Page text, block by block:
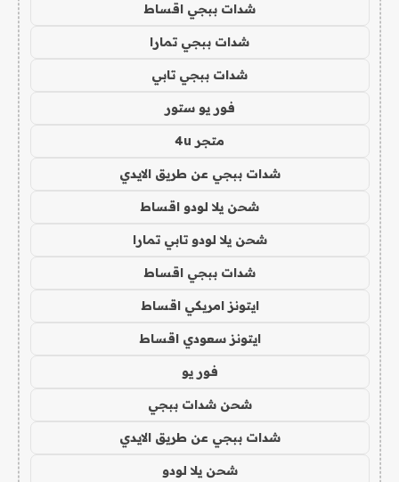
شدات ببجي اقساط
شدات ببجي تمارا
شدات ببجي تابي
فور يو ستور
متجر 4u
شدات ببجي عن طريق الايدي
شحن يلا لودو اقساط
شحن يلا لودو تابي تمارا
شدات ببجي اقساط
ايتونز امريكي اقساط
ايتونز سعودي اقساط
فور يو
شحن شدات ببجي
شدات ببجي عن طريق الايدي
شحن يلا لودو